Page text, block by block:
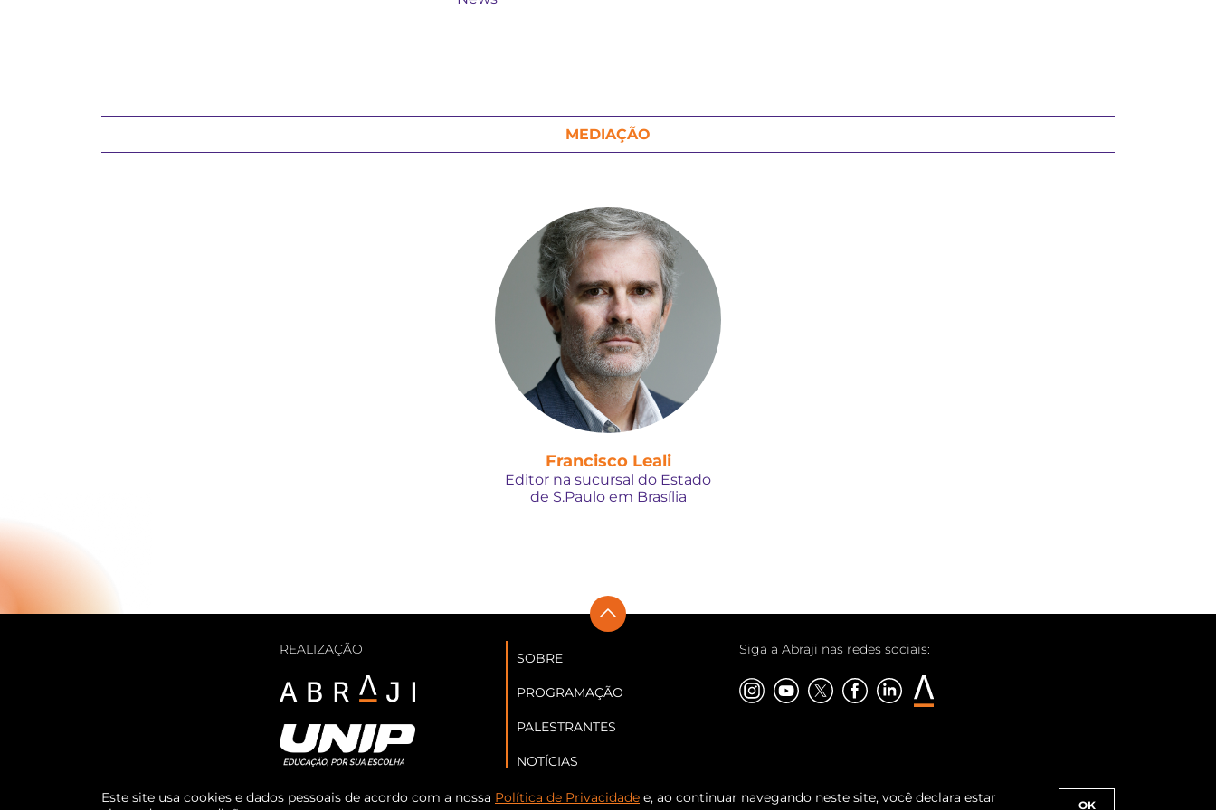
MEDIAÇÃO
Francisco Leali
Editor na sucursal do Estado
de S.Paulo em Brasília
REALIZAÇÃO
SOBRE
PROGRAMAÇÃO
PALESTRANTES
NOTÍCIAS
PATROCINADORES
Siga a Abraji nas redes sociais:
Este site usa cookies e dados pessoais de acordo com a nossa Política de Privacidade e, ao continuar navegando neste site, você declara estar
OK